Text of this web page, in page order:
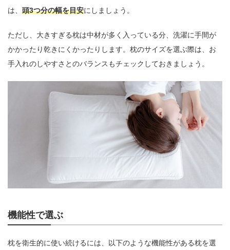
は、 頭3つ分の幅を目安にしましょう。
ただし、大きすぎる枕は中材が多く入っている分、洗濯に手間が
かかったり乾きにくかったりします。枕のサイズを選ぶ際は、お
手入れのしやすさとのバランスもチェックしておきましょう。
機能性で選ぶ
枕を衛生的に使い続けるには、以下のような機能性がある枕を選